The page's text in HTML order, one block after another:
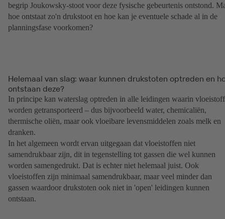
begrip Joukowsky-stoot voor deze fysische gebeurtenis ontstond.
hoe ontstaat zo'n drukstoot en hoe kan je eventuele schade al in de
planningsfase voorkomen?
Helemaal van slag: waar kunnen drukstoten optreden en
ontstaan deze?
In principe kan waterslag optreden in alle leidingen waarin
worden getransporteerd – dus bijvoorbeeld water, chemicaliën,
thermische oliën, maar ook vloeibare levensmiddelen zoals melk en
dranken.
In het algemeen wordt ervan uitgegaan dat vloeistoffen niet
samendrukbaar zijn, dit in tegenstelling tot gassen die wel kunnen
worden samengedrukt. Dat is echter niet helemaal juist. Ook
vloeistoffen zijn minimaal samendrukbaar, maar veel minder dan
gassen waardoor drukstoten ook niet in 'open' leidingen kunnen
ontstaan.